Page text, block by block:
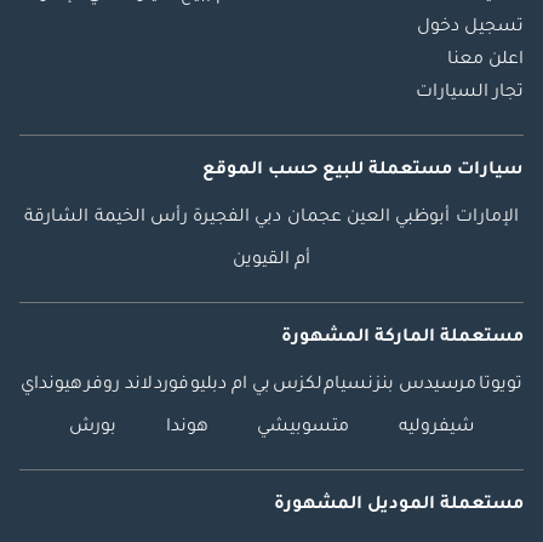
تسجيل دخول
اعلن معنا
تجار السيارات
سيارات مستعملة للبيع حسب الموقع
الإمارات أبوظبي العين عجمان دبي الفجيرة رأس الخيمة الشارقة
أم القيوين
مستعملة الماركة المشهورة
تويوتا مرسيدس بنزنسياملكزس بي ام دبليوفوردلاند روفرهيونداي
شيفروليه متسوبيشي هوندا بورش
مستعملة الموديل المشهورة